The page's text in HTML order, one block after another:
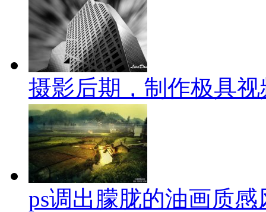
摄影后期，制作极具
ps调出朦胧的油画质感